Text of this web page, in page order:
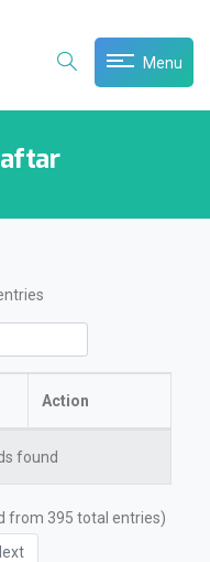
Menu
Action
found
from 395 total entries)